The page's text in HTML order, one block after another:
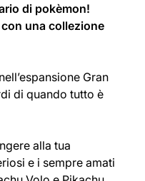
di pokèmon!
una collezione
Gran
di quando tutto è
alla tua
e i sempre amati